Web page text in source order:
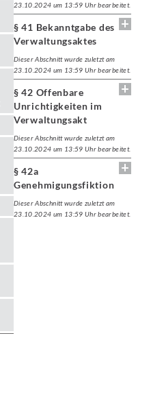
23.10.2024 um 13:59 Uhr bearbeitet.
§ 41 Bekanntgabe des
Verwaltungsaktes
Dieser Abschnitt wurde zuletzt am
23.10.2024 um 13:59 Uhr bearbeitet.
§ 42 Offenbare
Unrichtigkeiten im
Verwaltungsakt
Dieser Abschnitt wurde zuletzt am
23.10.2024 um 13:59 Uhr bearbeitet.
§ 42a
Genehmigungsfiktion
Dieser Abschnitt wurde zuletzt am
23.10.2024 um 13:59 Uhr bearbeitet.